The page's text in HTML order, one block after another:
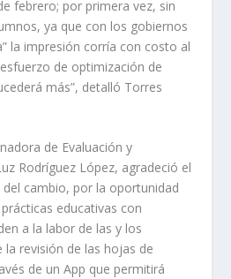
febrero; por primera vez, sin
ya que con los gobiernos
la impresión corría con costo al
de optimización de
más”, detalló Torres
de Evaluación y
Rodríguez López, agradeció el
cambio, por la oportunidad
educativas con
a la labor de las y los
la revisión de las hojas de
de un App que permitirá